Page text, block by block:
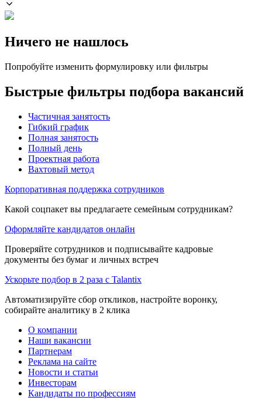
Ничего не нашлось
Попробуйте изменить формулировку или фильтры
Быстрые фильтры подбора вакансий
Частичная занятость
Гибкий график
Полная занятость
Полный день
Проектная работа
Вахтовый метод
Корпоративная поддержка сотрудников
Какой соцпакет вы предлагаете семейным сотрудникам?
Оформляйте кандидатов онлайн
Проверяйте сотрудников и подписывайте кадровые
документы без бумаг и личных встреч
Ускорьте подбор в 2 раза с Talantix
Автоматизируйте сбор откликов, настройте воронку,
собирайте аналитику в 2 клика
О компании
Наши вакансии
Партнерам
Реклама на сайте
Новости и статьи
Инвесторам
Кандидаты по профессиям